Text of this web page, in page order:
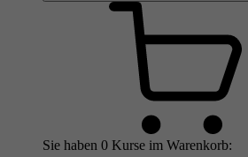
Sie haben 0 Kurse im Warenkorb: